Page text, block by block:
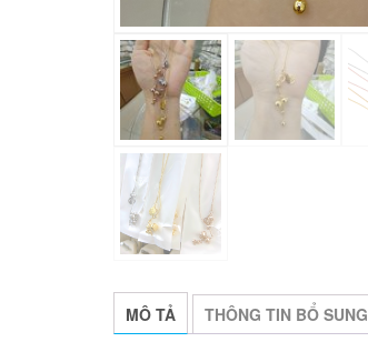
MÔ TẢ THÔNG TIN BỔ SUNG